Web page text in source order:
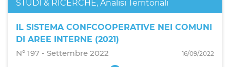
STUDI & RICERCHE, Analisi Territoriali
IL SISTEMA CONFCOOPERATIVE NEI COMUNI
DI AREE INTERNE (2021)
N° 197 ‐ Settembre 2022
16/09/2022